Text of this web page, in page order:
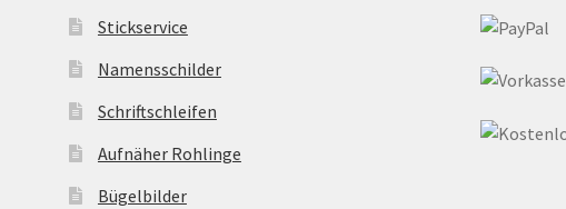
Stickservice
Namensschilder
Schriftschleifen
Aufnäher Rohlinge
Bügelbilder